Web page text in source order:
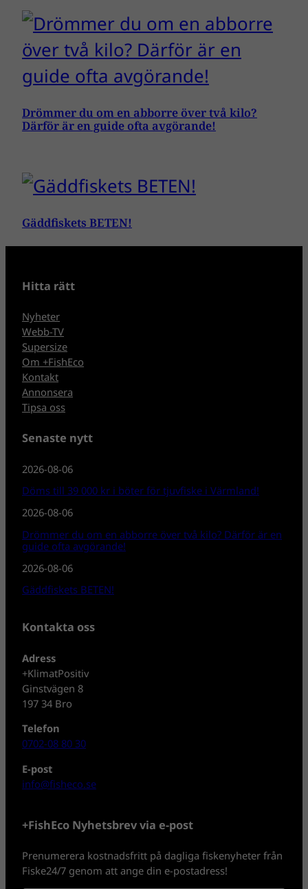
Drömmer du om en abborre över två kilo?
Därför är en guide ofta avgörande!
Gäddfiskets BETEN!
Hitta rätt
Nyheter
Webb-TV
Supersize
Om +FishEco
Kontakt
Annonsera
Tipsa oss
Senaste nytt
2026-08-06
Döms till 39 000 kr i böter för tjuvfiske i Värmland!
2026-08-06
Drömmer du om en abborre över två kilo? Därför är en
guide ofta avgörande!
2026-08-06
Gäddfiskets BETEN!
Kontakta oss
Adress
+KlimatPositiv
Ginstvägen 8
197 34 Bro
Telefon
0702-08 80 30
E-post
info@fisheco.se
+FishEco Nyhetsbrev via e-post
Prenumerera kostnadsfritt på dagliga fiskenyheter från
Fiske24/7 genom att ange din e-postadress!